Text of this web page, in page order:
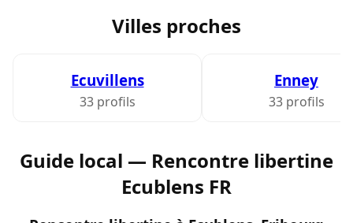
Villes proches
Ecuvillens
33 profils
Enney
33 profils
Guide local — Rencontre libertine
Ecublens FR